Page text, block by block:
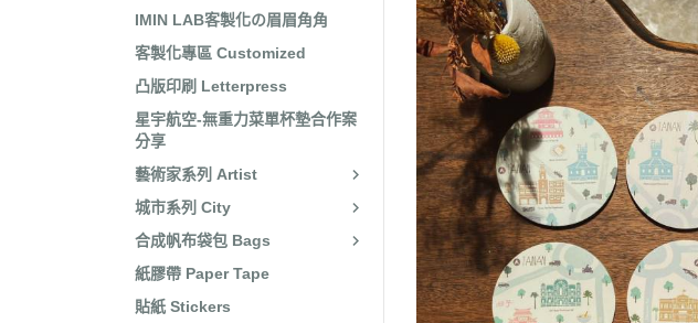
IMIN LAB客製化の眉眉角角
客製化專區 Customized
凸版印刷 Letterpress
星宇航空-無重力菜單杯墊合作案
分享
藝術家系列 Artist
城市系列 City
合成帆布袋包 Bags
紙膠帶 Paper Tape
貼紙 Stickers